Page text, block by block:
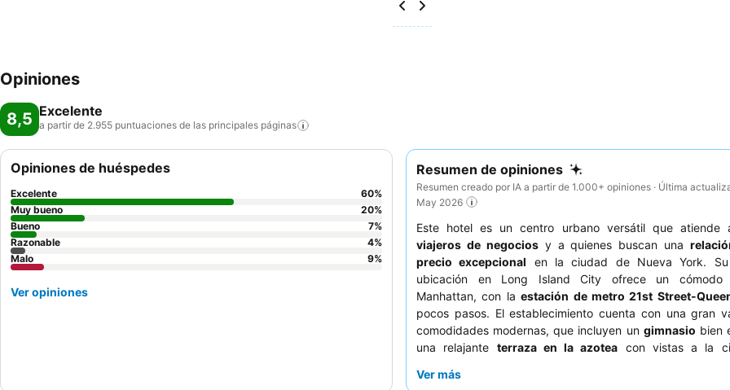
Opiniones
8,5 Excelente
a partir de 2.955 puntuaciones de las principales páginas
Resumen de opiniones
Resumen creado por IA a partir de 1.000+ opiniones · Última
May 2026
Este hotel es un centro urbano versátil que atiende
viajeros de negociosy a quienes buscan una
precio excepcional en la ciudad de Nueva York. Su
ubicación en Long Island City ofrece un cómodo
Manhattan, con laestación de metro 21st Street-
pocos pasos. El establecimiento cuenta con una gran
comodidades modernas, que incluyen un gimnasio bien
una relajante terraza en la azotea con vistas a la
el satisfactorio
Ver más
Opiniones de huéspedes
Excelente 60%
Muy bueno
20%
Bueno
7%
Razonable
4%
Malo
9%
Ver opiniones